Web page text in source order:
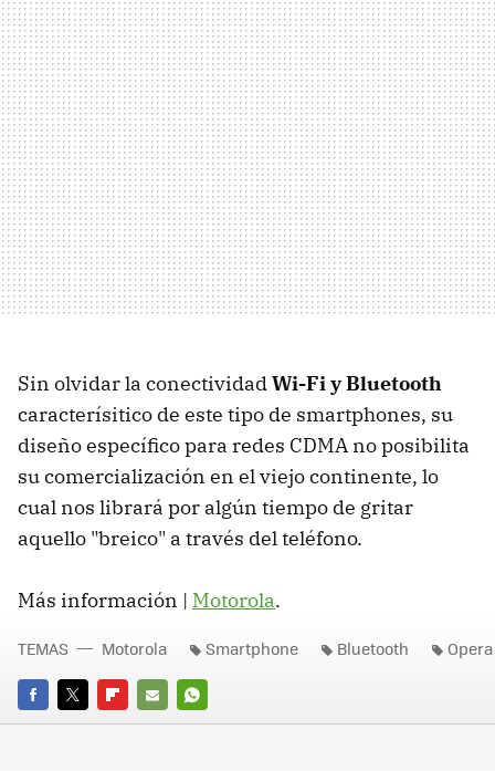
Sin olvidar la conectividadWi-Fi y Bluetooth
caracterísitico de este tipo de smartphones, su
diseño específico para redes CDMA no posibilita
su comercialización en el viejo continente, lo
cual nos librará por algún tiempo de gritar
aquello "breico" a través del teléfono.
Más información | Motorola.
FACEBOOK
TWITTERFLIPBOARD
E-
WHATSAPP
TEMAS Motorola Smartphone Bluetooth Opera